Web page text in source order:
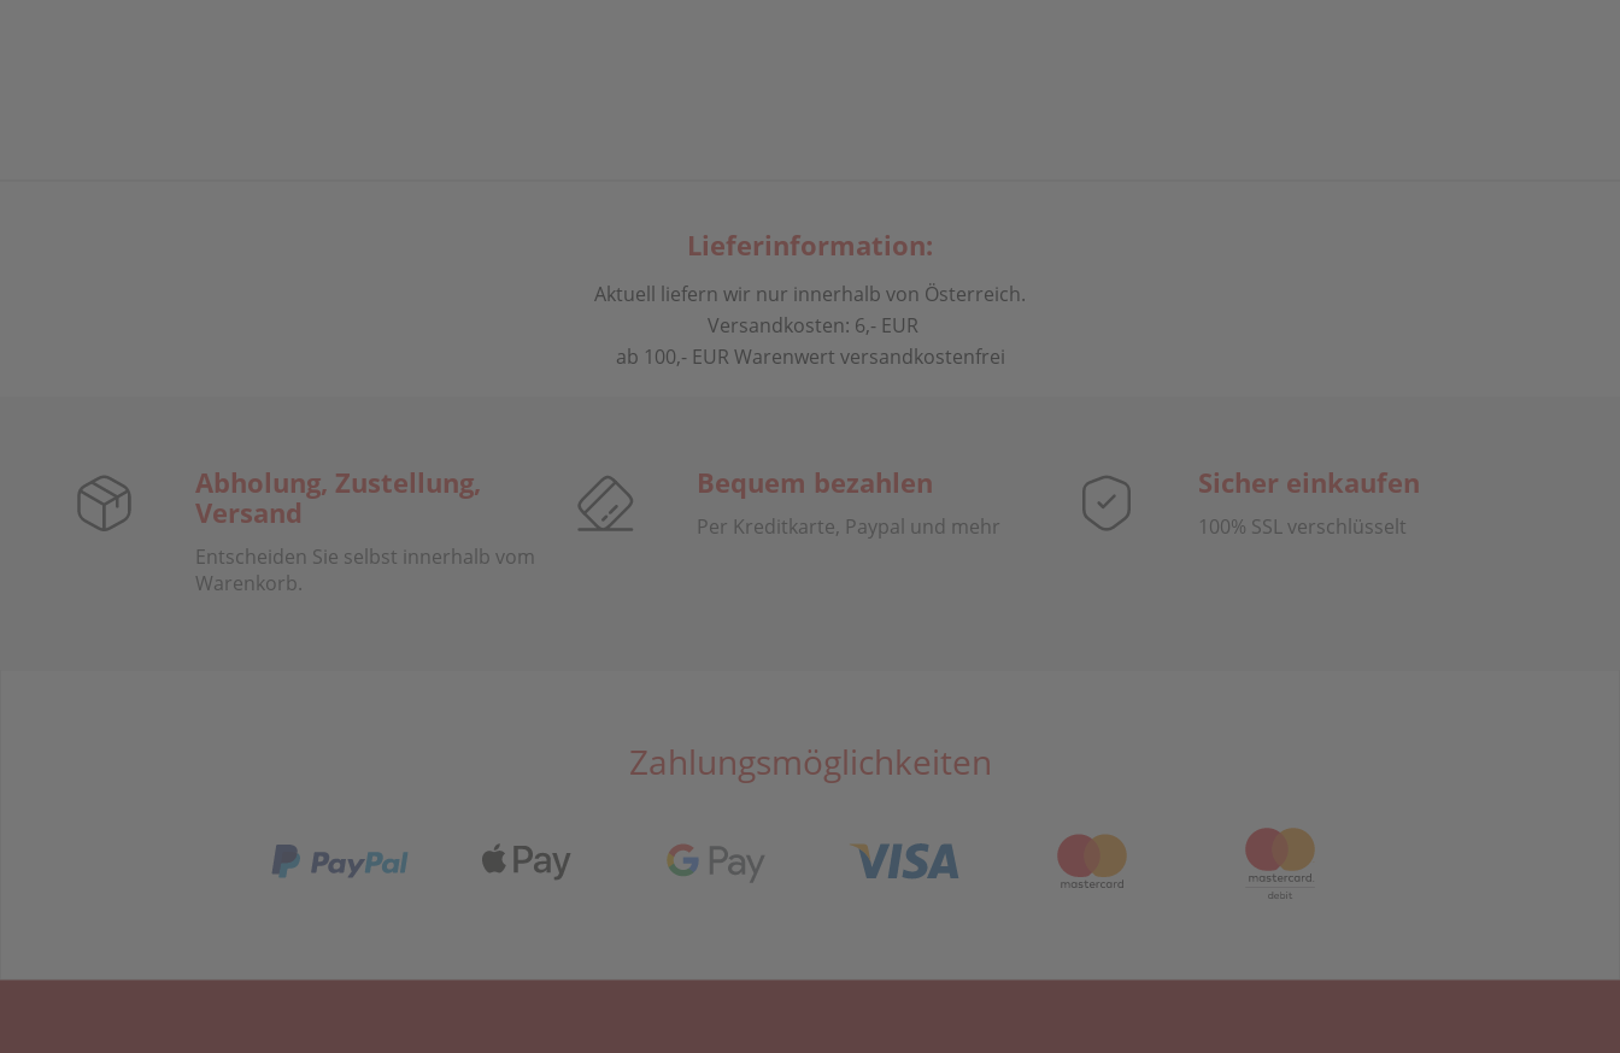
Lieferinformation:
Aktuell liefern wir nur innerhalb von Österreich.
Versandkosten: 6,- EUR
ab 100,- EUR Warenwert versandkostenfrei
Abholung, Zustellung,
Versand
Entscheiden Sie selbst innerhalb vom
Warenkorb.
Bequem bezahlen
Per Kreditkarte, Paypal und mehr
Sicher einkaufen
100% SSL verschlüsselt
Zahlungsmöglichkeiten